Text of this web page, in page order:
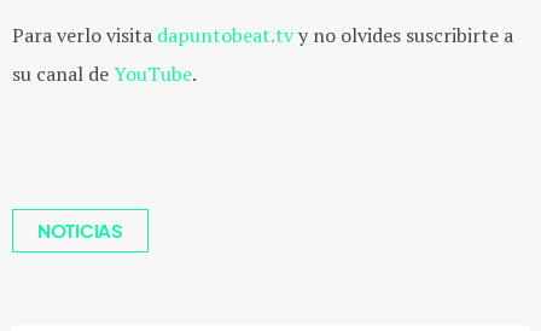
Para verlo visita dapuntobeat.tvy no olvides suscribirte a
su canal deYouTube.
NOTICIAS